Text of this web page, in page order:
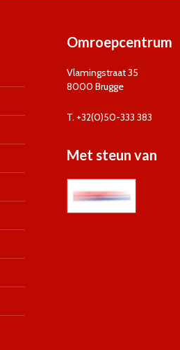
Omroepcentrum
Vlamingstraat 35
8000 Brugge
T. +32(0)50-333 383
Met steun van